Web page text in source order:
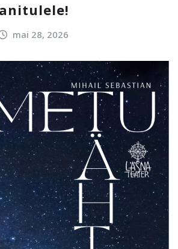
mai 28, 2026